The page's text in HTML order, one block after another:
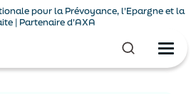
pour la Prévoyance, l'Epargne et la
| Partenaire d'AXA